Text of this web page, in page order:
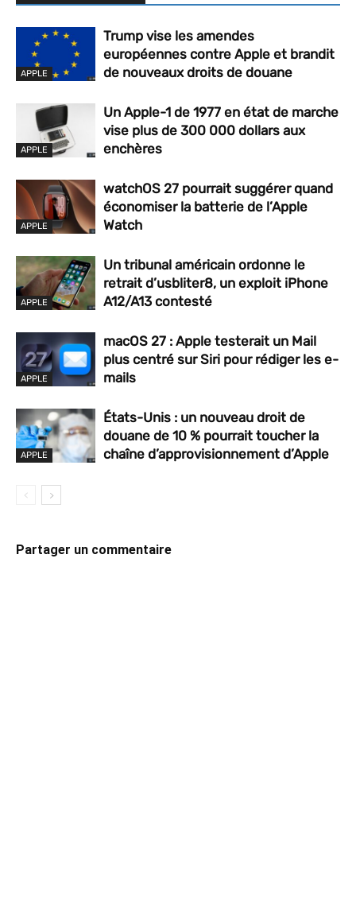
APPLE
Trump vise les amendes
européennes contre Apple et brandit
de nouveaux droits de douane
APPLE
Un Apple-1 de 1977 en état de marche
vise plus de 300 000 dollars aux
enchères
APPLE
watchOS 27 pourrait suggérer quand
économiser la batterie de l’Apple
Watch
APPLE
Un tribunal américain ordonne le
retrait d’usbliter8, un exploit iPhone
A12/A13 contesté
APPLE
macOS 27 : Apple testerait un Mail
plus centré sur Siri pour rédiger les e-
mails
APPLE
États-Unis : un nouveau droit de
douane de 10 % pourrait toucher la
chaîne d’approvisionnement d’Apple
Partager un commentaire